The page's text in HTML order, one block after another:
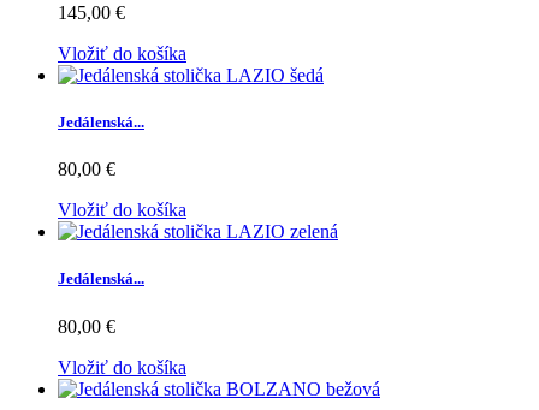
145,00 €
Vložiť do košíka
Jedálenská...
80,00 €
Vložiť do košíka
Jedálenská...
80,00 €
Vložiť do košíka